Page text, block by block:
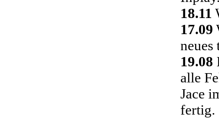
18.11
17.09
19.08
alle
Jace
fertig.